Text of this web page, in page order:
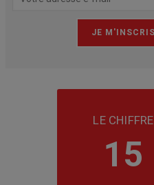
LE CHIFFRE
15